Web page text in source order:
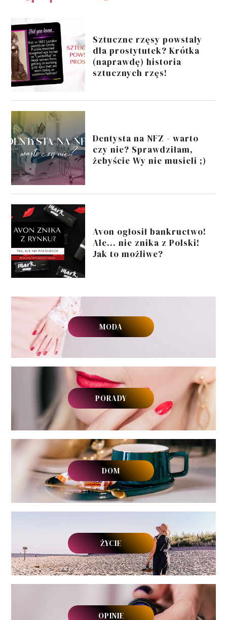
Sztuczne rzęsy powstały
dla prostytutek? Krótka
(naprawdę) historia
sztucznych rzęs!
Dentysta na NFZ - warto
czy nie? Sprawdziłam,
żebyście Wy nie musieli ;)
Avon ogłosił bankructwo!
Ale... nie znika z Polski!
Jak to możliwe?
MODA
PORADY
DOM
ŻYCIE
OPINIE